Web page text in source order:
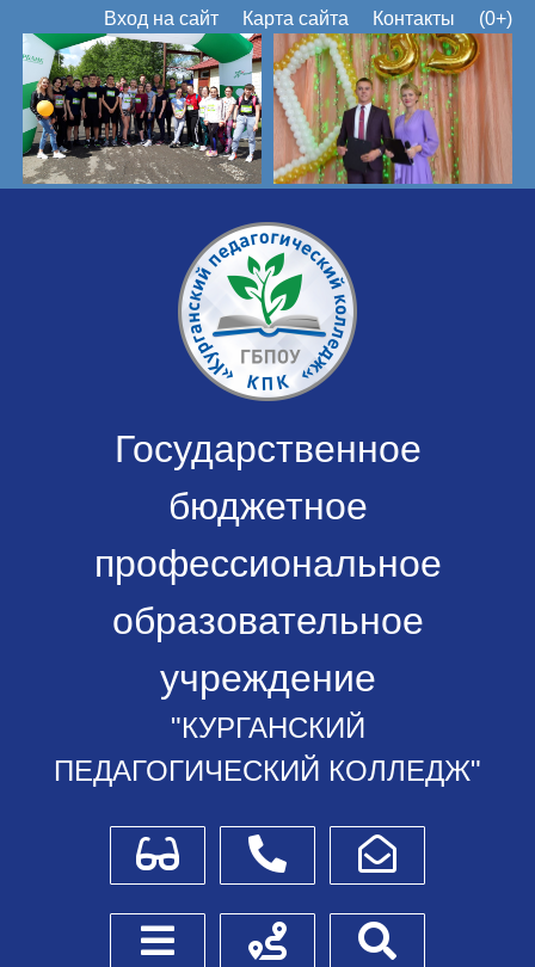
Вход на сайт Карта сайта Контакты (0+)
Государственное
бюджетное
профессиональное
образовательное
учреждение
"КУРГАНСКИЙ
ПЕДАГОГИЧЕСКИЙ КОЛЛЕДЖ"
Для слабовидящихТелефоныНаписать обращение
Боковое менюСхема проезда